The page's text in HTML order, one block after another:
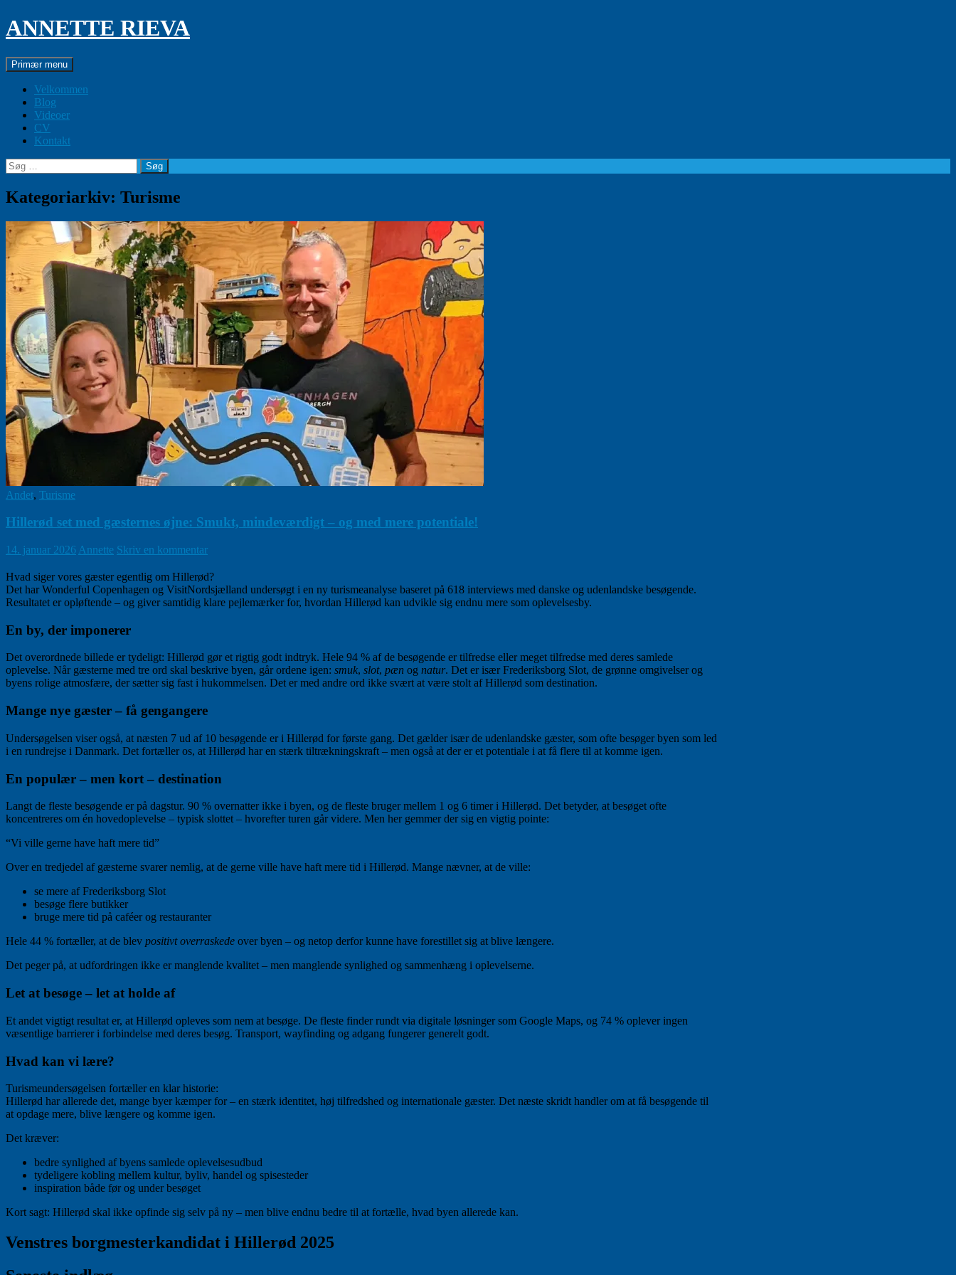
Hop
til
ANNETTE RIEVA
Søg
Primær menu
Velkommen
Blog
Videoer
CV
Kontakt
Søg
efter:
Kategoriarkiv: Turisme
Andet, Turisme
Hillerød set med gæsternes øjne: Smukt, mindeværdigt – og med mere potentiale!
14. januar 2026 Annette Skriv en kommentar
Hvad siger vores gæster egentlig om Hillerød?
Det har Wonderful Copenhagen og VisitNordsjælland undersøgt i en ny turismeanalyse baseret på 618 interviews med danske og udenlandske besøgende.
Resultatet er opløftende – og giver samtidig klare pejlemærker for, hvordan Hillerød kan udvikle sig endnu mere som oplevelsesby.
En by, der imponerer
Det overordnede billede er tydeligt: Hillerød gør et rigtig godt indtryk. Hele 94 % af de besøgende er tilfredse eller meget tilfredse med deres samlede
oplevelse. Når gæsterne med tre ord skal beskrive byen, går ordene igen: smuk, slot, pæn og natur. Det er især Frederiksborg Slot, de grønne omgivelser og
byens rolige atmosfære, der sætter sig fast i hukommelsen. Det er med andre ord ikke svært at være stolt af Hillerød som destination.
Mange nye gæster – få gengangere
Undersøgelsen viser også, at næsten 7 ud af 10 besøgende er i Hillerød for første gang. Det gælder især de udenlandske gæster, som ofte besøger byen som led
i en rundrejse i Danmark. Det fortæller os, at Hillerød har en stærk tiltrækningskraft – men også at der er et potentiale i at få flere til at komme igen.
En populær – men kort – destination
Langt de fleste besøgende er på dagstur. 90 % overnatter ikke i byen, og de fleste bruger mellem 1 og 6 timer i Hillerød. Det betyder, at besøget ofte
koncentreres om én hovedoplevelse – typisk slottet – hvorefter turen går videre. Men her gemmer der sig en vigtig pointe:
“Vi ville gerne have haft mere tid”
Over en tredjedel af gæsterne svarer nemlig, at de gerne ville have haft mere tid i Hillerød. Mange nævner, at de ville:
se mere af Frederiksborg Slot
besøge flere butikker
bruge mere tid på caféer og restauranter
Hele 44 % fortæller, at de blev positivt overraskede over byen – og netop derfor kunne have forestillet sig at blive længere.
Det peger på, at udfordringen ikke er manglende kvalitet – men manglende synlighed og sammenhæng i oplevelserne.
Let at besøge – let at holde af
Et andet vigtigt resultat er, at Hillerød opleves som nem at besøge. De fleste finder rundt via digitale løsninger som Google Maps, og 74 % oplever ingen
væsentlige barrierer i forbindelse med deres besøg. Transport, wayfinding og adgang fungerer generelt godt.
Hvad kan vi lære?
Turismeundersøgelsen fortæller en klar historie:
Hillerød har allerede det, mange byer kæmper for – en stærk identitet, høj tilfredshed og internationale gæster. Det næste skridt handler om at få besøgende til
at opdage mere, blive længere og komme igen.
Det kræver:
bedre synlighed af byens samlede oplevelsesudbud
tydeligere kobling mellem kultur, byliv, handel og spisesteder
inspiration både før og under besøget
Kort sagt: Hillerød skal ikke opfinde sig selv på ny – men blive endnu bedre til at fortælle, hvad byen allerede kan.
Venstres borgmesterkandidat i Hillerød 2025